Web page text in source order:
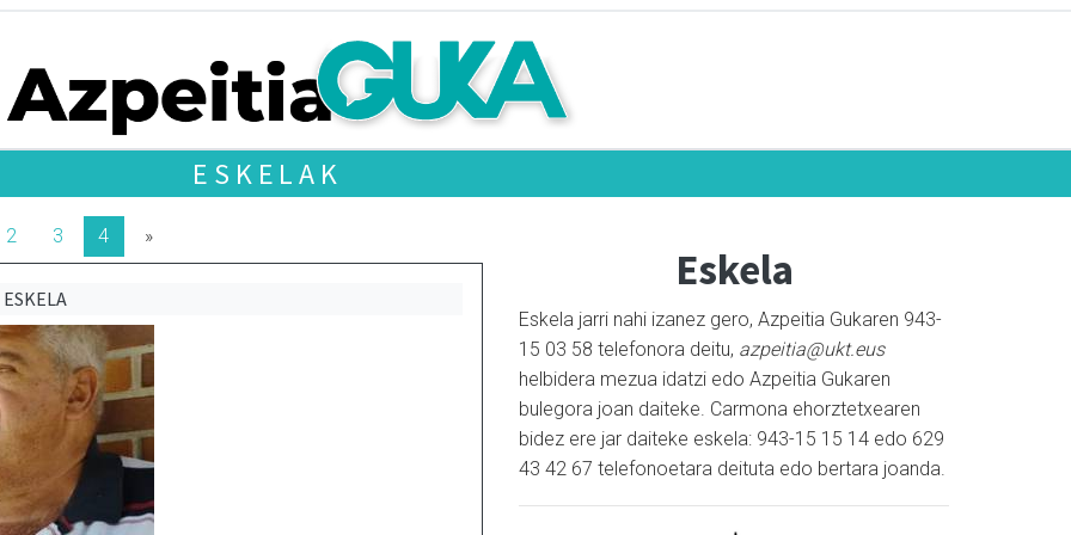
ESKELAK
2 3 4 »
ESKELA
Eskela
Eskela jarri nahi izanez gero, Azpeitia Gukaren 943-
15 03 58 telefonora deitu, azpeitia@ukt.eus
helbidera mezua idatzi edo Azpeitia Gukaren
bulegora joan daiteke. Carmona ehorztetxearen
bidez ere jar daiteke eskela: 943-15 15 14 edo 629
43 42 67 telefonoetara deituta edo bertara joanda.